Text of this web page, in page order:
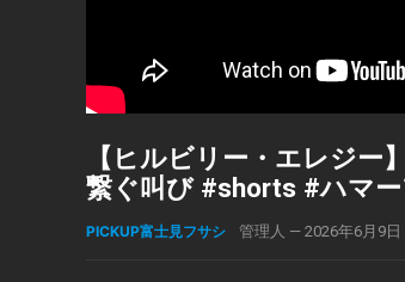
【ヒルビリー・エレジ
繋ぐ叫び #shorts #ハマ
PICKUP富士見フサシ 管理人 — 2026年6月9日